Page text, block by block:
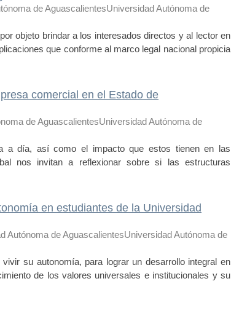
de AguascalientesUniversidad Autónoma de
objeto brindar a los interesados directos y al lector en
que conforme al marco legal nacional propicia
comercial en el Estado de
de AguascalientesUniversidad Autónoma de
a día, así como el impacto que estos tienen en las
nos invitan a reflexionar sobre si las estructuras
en estudiantes de la Universidad
Autónoma de AguascalientesUniversidad Autónoma de
su autonomía, para lograr un desarrollo integral en
de los valores universales e institucionales y su